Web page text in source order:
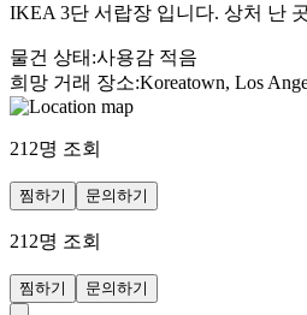
IKEA 3단 서랍장 입니다. 상처 난
물건 상태 :사용감 적음
희망 거래 장소:Koreatown, Los
212명 조회
찜하기 문의하기
212명 조회
찜하기 문의하기